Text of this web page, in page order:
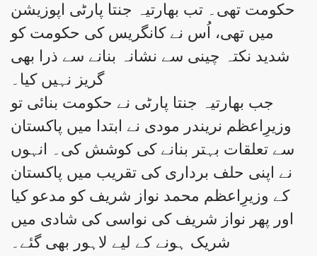
حکومت تھی۔ تب بھارتیہ جنتا پارٹی اپوزیشن
میں تھی، اُس نے کانگریس کی حکومت کو
شدید نکتہ چینی سے نشانہ بنانے سے ذرا بھی
گریز نہیں کیا۔
جب بھارتیہ جنتا پارٹی نے حکومت بنائی تو
وزیرِاعظم نریندر مودی نے ابتدا میں پاکستان
سے تعلقات بہتر بنانے کی کوشش کی۔ انہوں
نے اپنی حلف برداری کی تقریب میں پاکستان
کے وزیرِاعظم محمد نواز شریف کو مدعو کیا
اور پھر نواز شریف کی نواسی کی شادی میں
شریک ہونے کے لیے لاہور بھی گئے۔